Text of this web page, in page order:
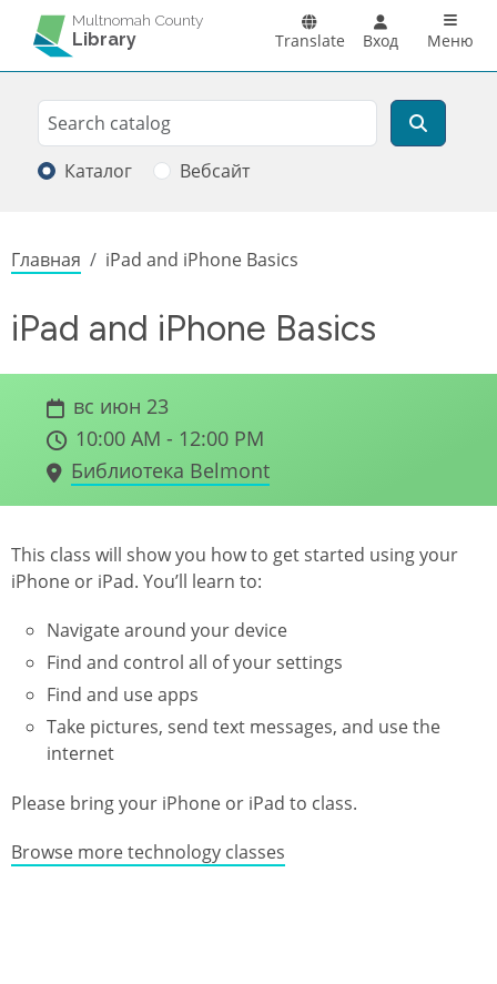
Перейти к основному содержанию
Multnomah County
Library Translate Вход Main
Меню
Search
Поиск
Каталог Вебсайт
Строка навигации
Главная iPad and iPhone Basics
iPad and iPhone Basics
вс июн 23
10:00 AM - 12:00 PM
Библиотека Belmont
This class will show you how to get started using your
iPhone or iPad. You’ll learn to:
Navigate around your device
Find and control all of your settings
Find and use apps
Take pictures, send text messages, and use the
internet
Please bring your iPhone or iPad to class.
Browse more technology classes